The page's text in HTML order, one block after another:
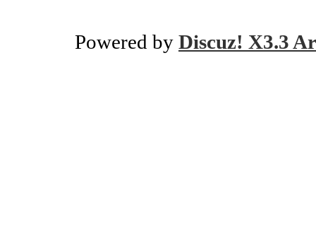
Powered by Discuz! X3.3